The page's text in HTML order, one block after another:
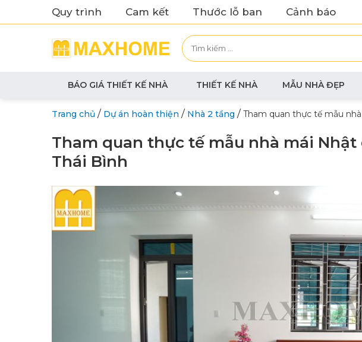
Quy trình Cam kết Thước lỗ ban Cảnh báo
BÁO GIÁ THIẾT KẾ NHÀ THIẾT KẾ NHÀ MẪU NHÀ ĐẸP
Trang chủ / Dự án hoàn thiện / Nhà 2 tầng / Tham quan thực tế mẫu
Tham quan thực tế mẫu nhà mái
Thái Bình